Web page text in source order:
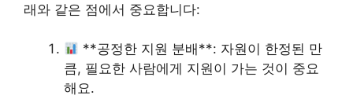
래와 같은 점에서 중요합니다:
**공정한 지원 분배**: 자원이 한정된 만
큼, 필요한 사람에게 지원이 가는 것이 중요
해요.